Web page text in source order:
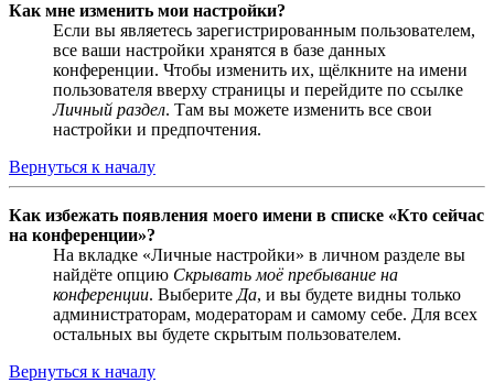
Как мне изменить мои настройки?
Если вы являетесь зарегистрированным пользователем,
все ваши настройки хранятся в базе данных
конференции. Чтобы изменить их, щёлкните на имени
пользователя вверху страницы и перейдите по ссылке
Личный раздел. Там вы можете изменить все свои
настройки и предпочтения.
Вернуться к началу
Как избежать появления моего имени в списке «Кто сейчас
на конференции»?
На вкладке «Личные настройки» в личном разделе вы
найдёте опцию Скрывать моё пребывание на
конференции. Выберите Да, и вы будете видны только
администраторам, модераторам и самому себе. Для всех
остальных вы будете скрытым пользователем.
Вернуться к началу